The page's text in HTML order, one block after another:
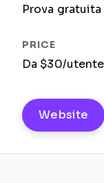
Prova
Da $30/
Website